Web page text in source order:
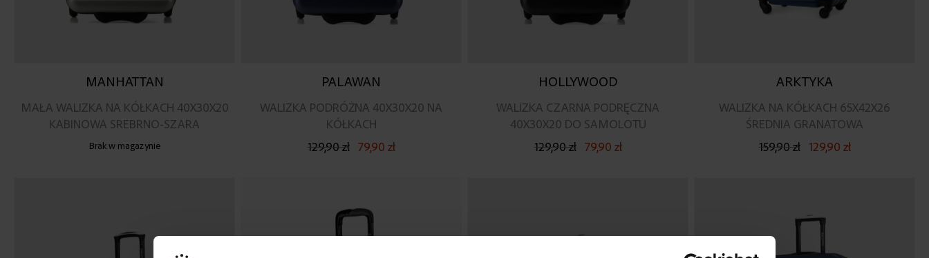
MANHATTAN
MAŁA WALIZKA NA KÓŁKACH 40X30X20
KABINOWA SREBRNO-SZARA
Brak w magazynie
PALAWAN
WALIZKA PODRÓŻNA 40X30X20 NA
KÓŁKACH
79,90 zł
129,90 zł
HOLLYWOOD
WALIZKA CZARNA PODRĘCZNA
40X30X20 DO SAMOLOTU
79,90 zł
129,90 zł
ARKTYKA
WALIZKA NA KÓŁKACH 65X42X26
ŚREDNIA GRANATOWA
129,90 zł
159,90 zł